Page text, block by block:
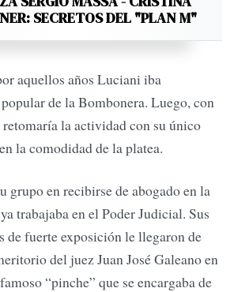
SECRETOS DEL "PLAN M"
aquellos años Luciani iba
de la Bombonera. Luego, con
retomaría la actividad con su único
la comodidad de la platea.
grupo en recibirse de abogado en la
trabajaba en el Poder Judicial. Sus
de fuerte exposición le llegaron de
del juez Juan José Galeano en
“pinche” que se encargaba de